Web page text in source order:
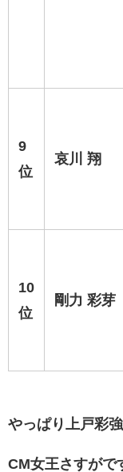
9
位
哀川 翔
10
位
剛力 彩芽
やっぱり上戸彩
CM女王さすがで